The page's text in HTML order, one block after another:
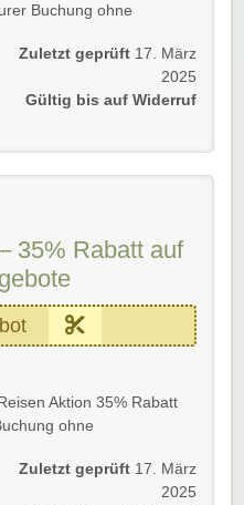
Buchung ohne
bei eurer Buchung
auf eurer nächsten Reise!
Zuletzt geprüft 17. März
2025
Gültig bis auf Widerruf
35% Rabatt auf
Aktion 35% Rabatt
ohne
bis auf Widerruf.
Zuletzt geprüft 17. März
2025